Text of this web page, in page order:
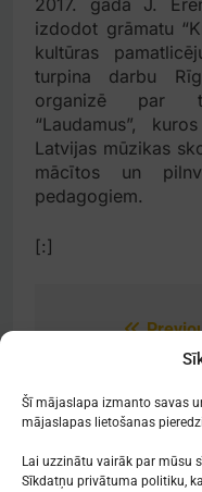
Šī mājaslapa izmanto savas
mājaslapas lietošanas
Lai uzzinātu vairāk par mūsu
Sīkdatņu privātuma politiku,
2017. gadā J.
izdodot grāmatu
kultūras
turpina darbu
organizē par
“Laudamus”,
Latvijas mūzikas
mācītos un
pedagogiem.
[:]
Post